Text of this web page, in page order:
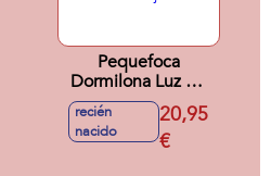
Pequefoca
Dormilona Luz De
Noche, con luz y
melodias relajantes
recién
nacido
20,95
€